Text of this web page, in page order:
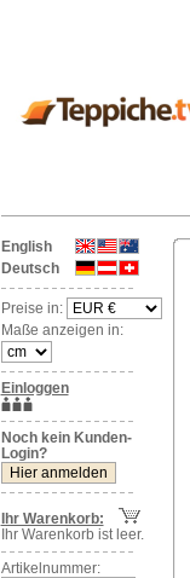
English
Deutsch
Preise in:
Maße anzeigen in:
Einloggen
Noch kein Kunden-
Login?
Ihr Warenkorb:
Ihr Warenkorb ist leer.
Artikelnummer: